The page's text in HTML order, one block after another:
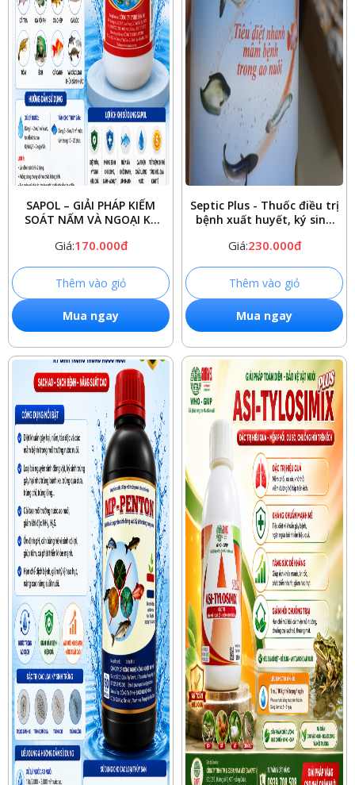
SAPOL – GIẢI PHÁP KIỂM
SOÁT NẤM VÀ NGOẠI KÝ
SẢN
Giá:170.000đ
Thêm vào giỏ
Mua ngay
Septic Plus - Thuốc điều trị
bệnh xuất huyết, ký sinh
Giá:230.000đ
Thêm vào giỏ
Mua ngay